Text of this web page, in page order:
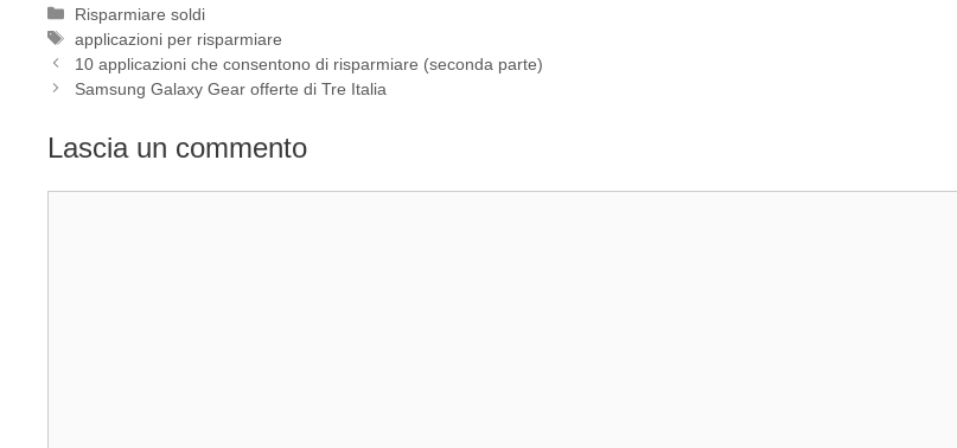
Categorie
Risparmiare soldi
Tag
applicazioni per risparmiare
10 applicazioni che consentono di risparmiare (seconda parte)
Samsung Galaxy Gear offerte di Tre Italia
Lascia un commento